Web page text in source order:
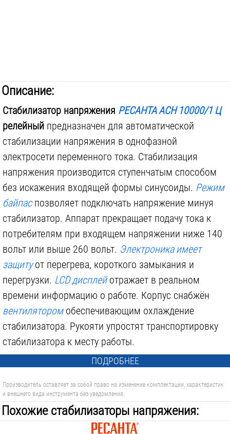
Описание:
Стабилизатор напряжения РЕСАНТА АСН 10000/1 Ц
релейный предназначен для автоматической
стабилизации напряжения в однофазной
электросети переменного тока. Стабилизация
напряжения производится ступенчатым способом
без искажения входящей формы синусоиды. Режим
байпаспозволяет подключать напряжение минуя
стабилизатор. Аппарат прекращает подачу тока к
потребителям при входящем напряжении ниже 140
вольт или выше 260 вольт. Электроника имеет
защитуот перегрева, короткого замыкания и
перегрузки. LCD дисплейотражает в реальном
времени информацию о работе. Корпус снабжён
вентиляторомобеспечивающим охлаждение
стабилизатора. Рукояти упростят транспортировку
стабилизатора к месту работы.
ПОДРОБНЕЕ
Производитель оставляет за собой право на изменение комплектации, характеристик
и внешнего вида инструмента без уведомления.
Похожие стабилизаторы напряжения: